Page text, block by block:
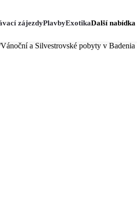
zájezdyPlavbyExotikaDalší nabídka
Vánoční a Silvestrovské pobyty v Badenia